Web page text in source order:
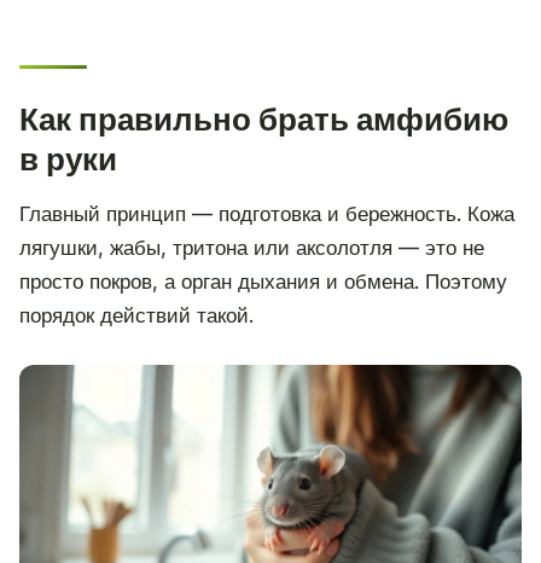
Как правильно брать амфибию
в руки
Главный принцип — подготовка и бережность. Кожа
лягушки, жабы, тритона или аксолотля — это не
просто покров, а орган дыхания и обмена. Поэтому
порядок действий такой.